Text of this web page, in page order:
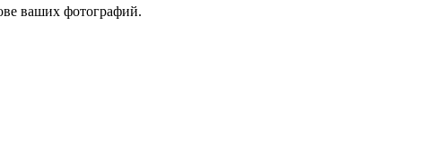
ваших фотографий.